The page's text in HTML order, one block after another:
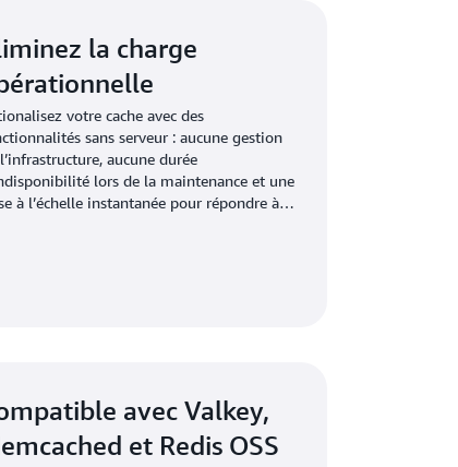
la charge
votre cache avec des
sans serveur : aucune gestion
aucune durée
lors de la maintenance et une
à l’échelle instantanée pour répondre à
avec Valkey,
et Redis OSS